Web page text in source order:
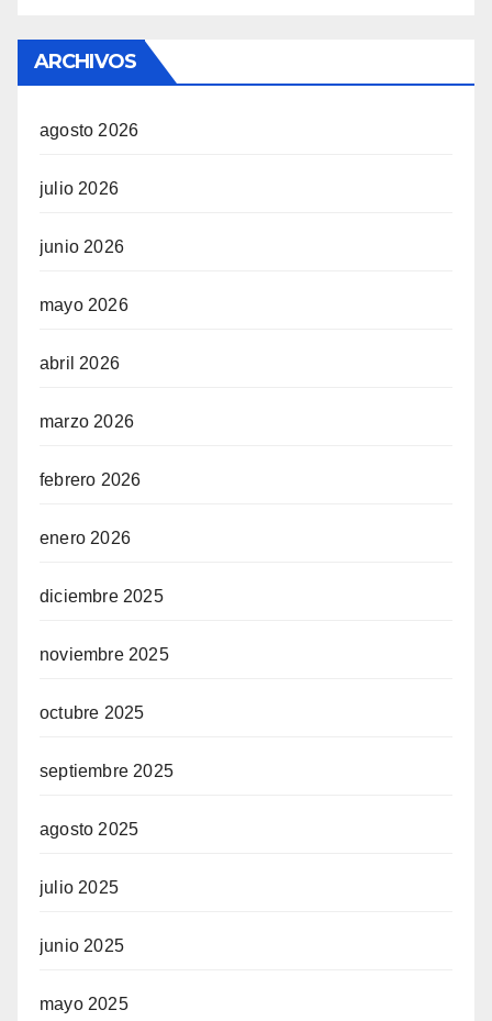
ARCHIVOS
agosto 2026
julio 2026
junio 2026
mayo 2026
abril 2026
marzo 2026
febrero 2026
enero 2026
diciembre 2025
noviembre 2025
octubre 2025
septiembre 2025
agosto 2025
julio 2025
junio 2025
mayo 2025